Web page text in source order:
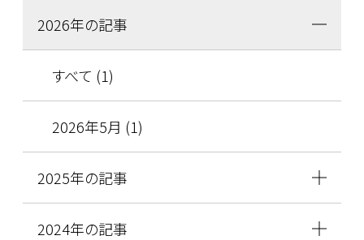
2026年の記事
すべて (1)
2026年5月 (1)
2025年の記事
2024年の記事